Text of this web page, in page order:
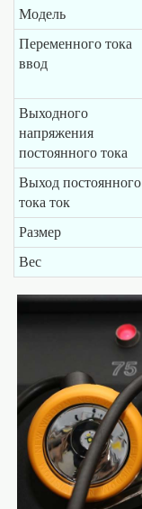
Модель
Переменного тока
ввод
Выходного
напряжения
постоянного тока
Выход постоянного
тока ток
Размер
Вес